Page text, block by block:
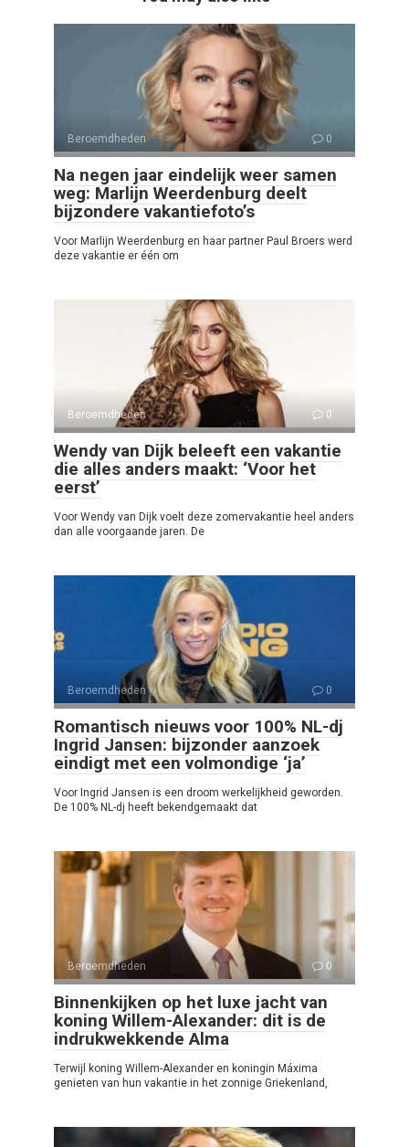
Beroemdheden 0
Na negen jaar eindelijk weer samen
weg: Marlijn Weerdenburg deelt
bijzondere vakantiefoto’s
Voor Marlijn Weerdenburg en haar partner Paul Broers werd
deze vakantie er één om
Beroemdheden 0
Wendy van Dijk beleeft een vakantie
die alles anders maakt: ‘Voor het
eerst’
Voor Wendy van Dijk voelt deze zomervakantie heel anders
dan alle voorgaande jaren. De
Beroemdheden 0
Romantisch nieuws voor 100% NL-dj
Ingrid Jansen: bijzonder aanzoek
eindigt met een volmondige ‘ja’
Voor Ingrid Jansen is een droom werkelijkheid geworden.
De 100% NL-dj heeft bekendgemaakt dat
Beroemdheden 0
Binnenkijken op het luxe jacht van
koning Willem-Alexander: dit is de
indrukwekkende Alma
Terwijl koning Willem-Alexander en koningin Máxima
genieten van hun vakantie in het zonnige Griekenland,